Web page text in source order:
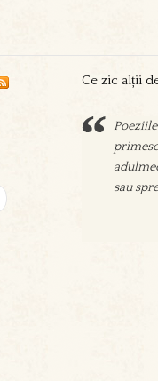
Ce zic alții
sau
Sorin
aşeza